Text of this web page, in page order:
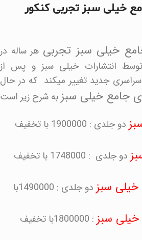
خیلی سبز تجربی کنکور
خیلی سبز تجربی هر ساله در
انتشارات خیلی سبز و پس از
جدید تغییر میکند که در حال
جامع خیلی سبز به شرح زیر است
دو جلدی : 1900000 با تخفیف
دو جلدی : 1748000 با تخفیف
سبز
دو جلدی : 1490000با
سبز
: 1800000با تخفیف